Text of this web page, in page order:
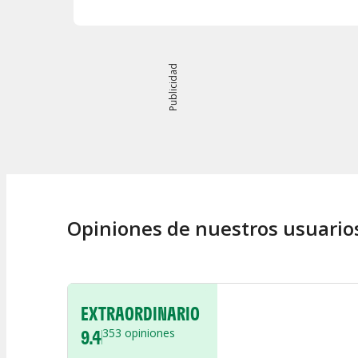
Publicidad
Opiniones de nuestros
EXTRAORDINARIO
9.4353 opiniones